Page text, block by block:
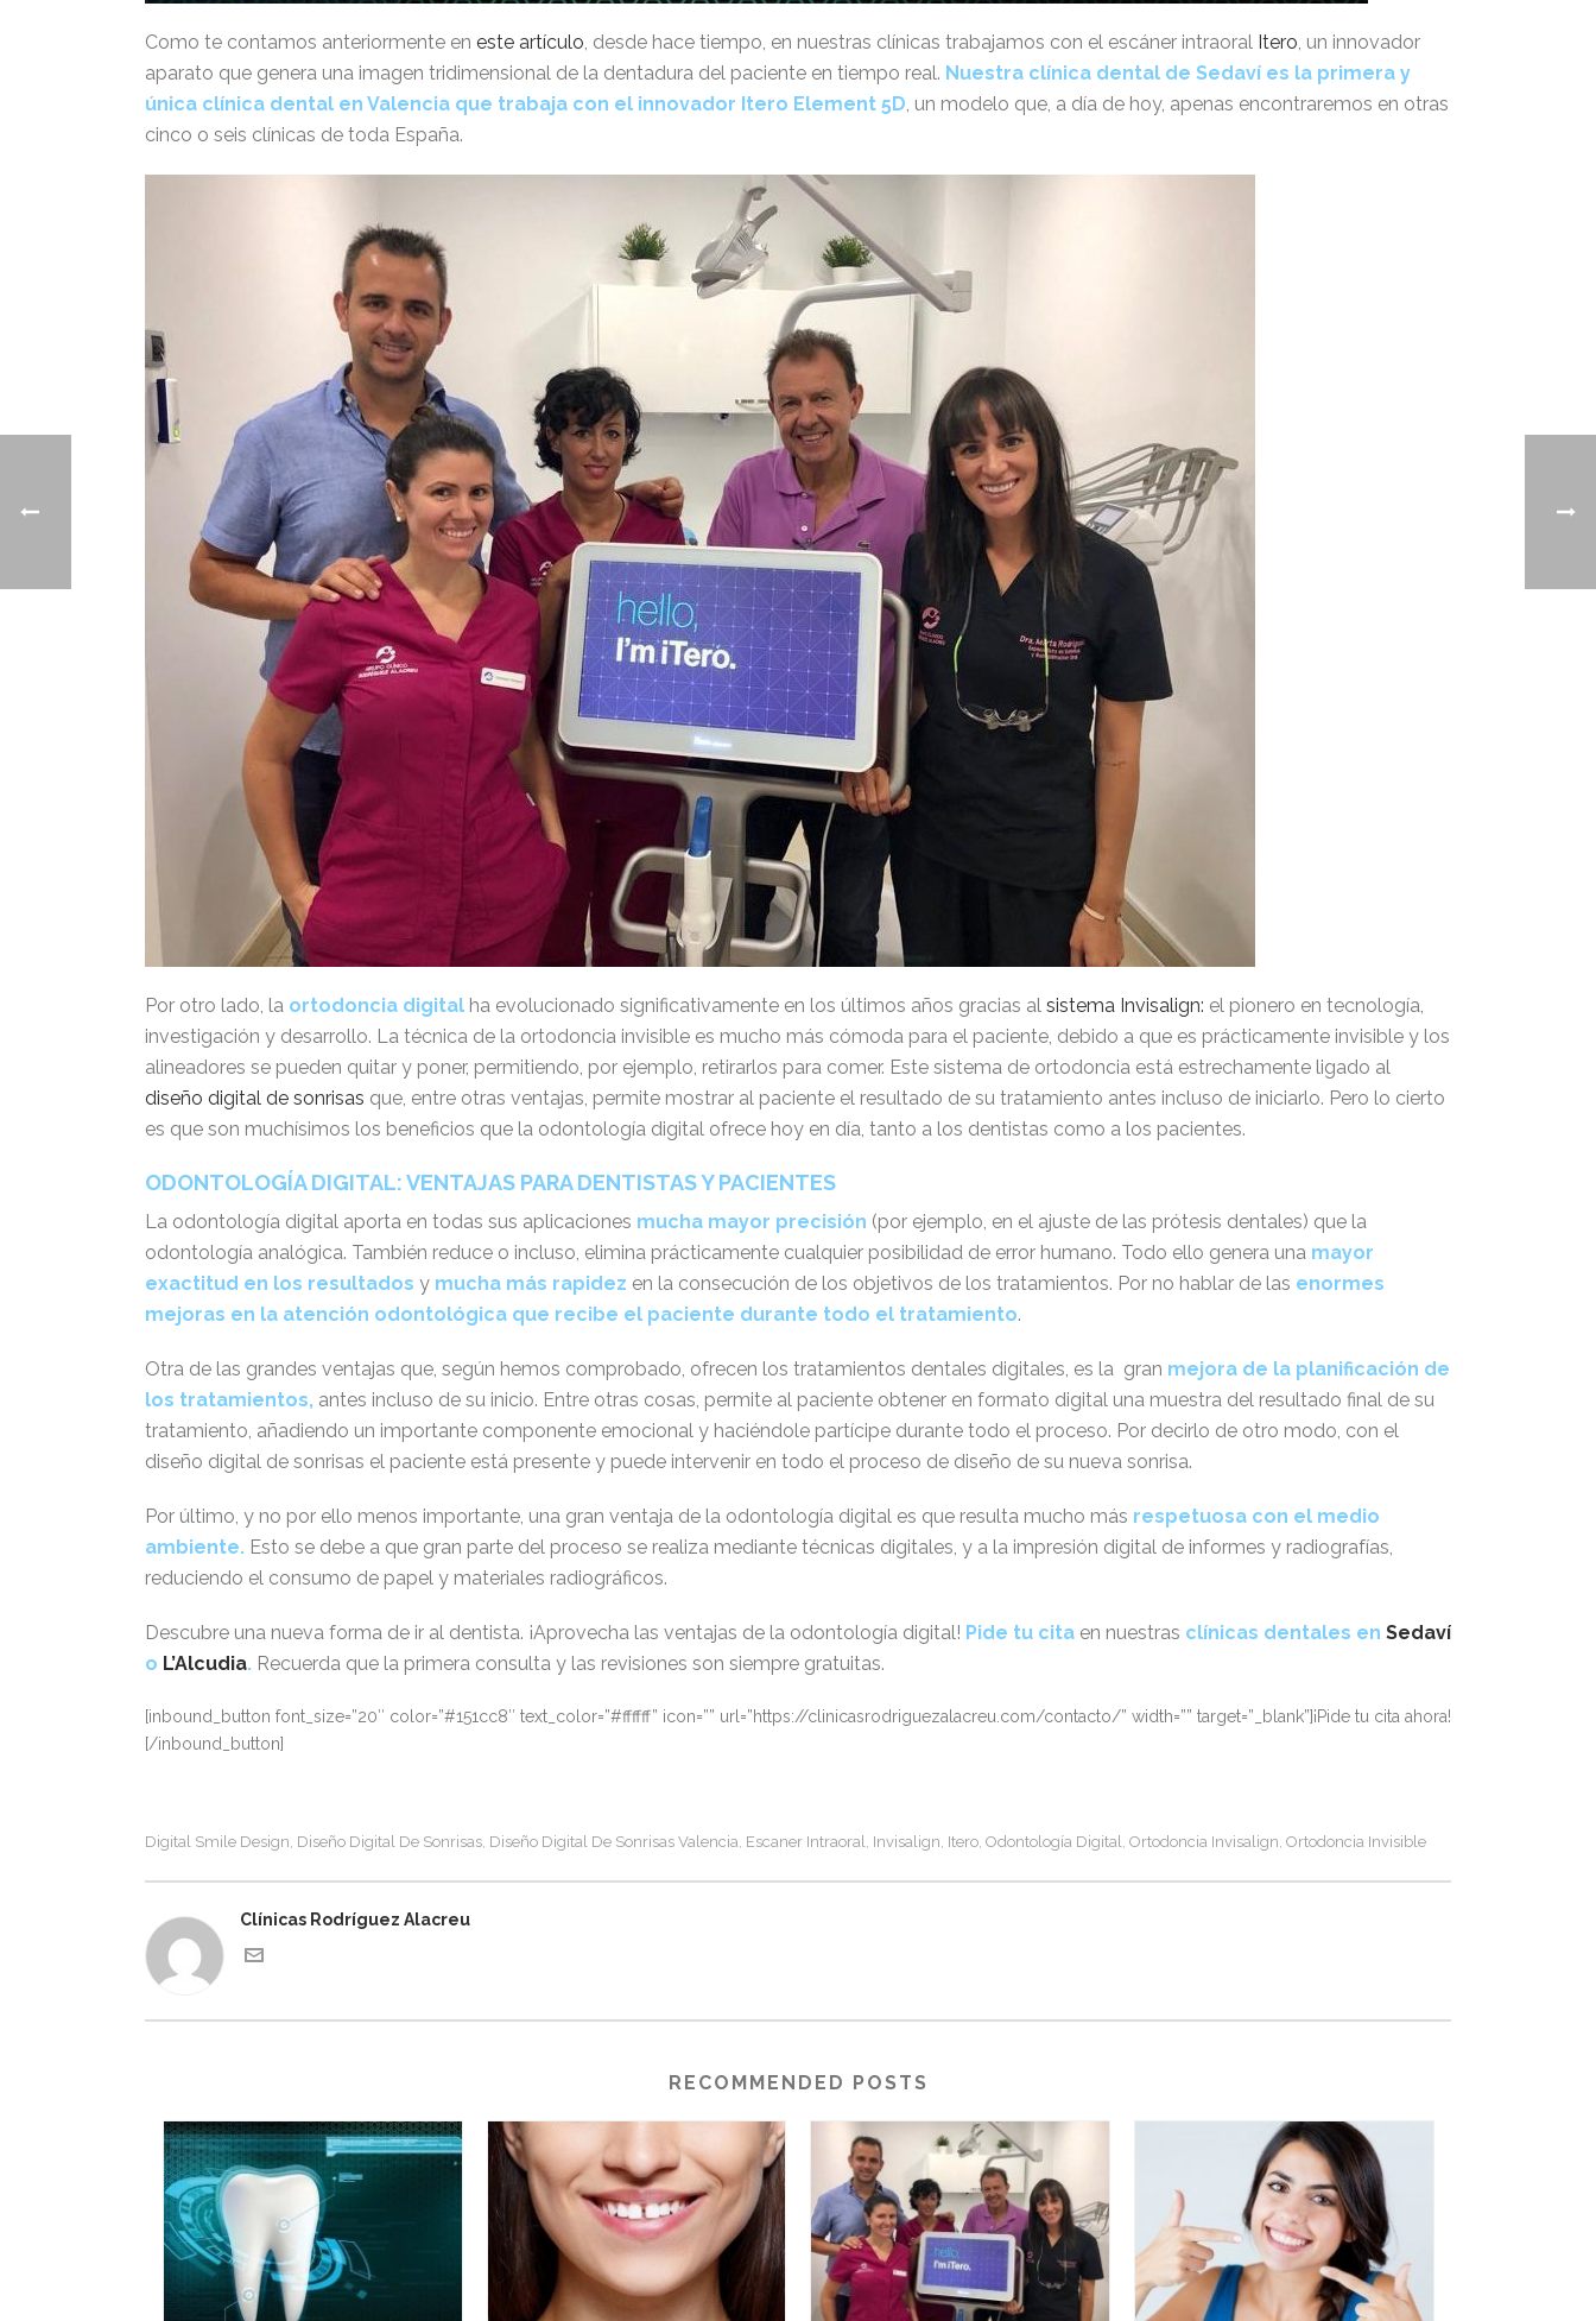
Como te contamos anteriormente en este artículo, desde hace tiempo, en nuestras clínicas trabajamos con el escáner intraoral Itero, un innovador
aparato que genera una imagen tridimensional de la dentadura del paciente en tiempo real. Nuestra clínica dental de Sedaví es la primera y
única clínica dental en Valencia que trabaja con el innovador Itero Element 5D, un modelo que, a día de hoy, apenas encontraremos en otras
cinco o seis clínicas de toda España.
Por otro lado, la ortodoncia digital ha evolucionado significativamente en los últimos años gracias al sistema Invisalign: el pionero en tecnología,
investigación y desarrollo. La técnica de la ortodoncia invisible es mucho más cómoda para el paciente, debido a que es prácticamente invisible y los
alineadores se pueden quitar y poner, permitiendo, por ejemplo, retirarlos para comer. Este sistema de ortodoncia está estrechamente ligado al
diseño digital de sonrisas que, entre otras ventajas, permite mostrar al paciente el resultado de su tratamiento antes incluso de iniciarlo. Pero lo cierto
es que son muchísimos los beneficios que la odontología digital ofrece hoy en día, tanto a los dentistas como a los pacientes.
ODONTOLOGÍA DIGITAL: VENTAJAS PARA DENTISTAS Y PACIENTES
La odontología digital aporta en todas sus aplicaciones mucha mayor precisión (por ejemplo, en el ajuste de las prótesis dentales) que la
odontología analógica. También reduce o incluso, elimina prácticamente cualquier posibilidad de error humano. Todo ello genera una mayor
exactitud en los resultados y mucha más rapidez en la consecución de los objetivos de los tratamientos. Por no hablar de las enormes
mejoras en la atención odontológica que recibe el paciente durante todo el tratamiento.
Otra de las grandes ventajas que, según hemos comprobado, ofrecen los tratamientos dentales digitales, es la gran mejora de la planificación de
los tratamientos, antes incluso de su inicio. Entre otras cosas, permite al paciente obtener en formato digital una muestra del resultado final de su
tratamiento, añadiendo un importante componente emocional y haciéndole partícipe durante todo el proceso. Por decirlo de otro modo, con el
diseño digital de sonrisas el paciente está presente y puede intervenir en todo el proceso de diseño de su nueva sonrisa.
Por último, y no por ello menos importante, una gran ventaja de la odontología digital es que resulta mucho más respetuosa con el medio
ambiente. Esto se debe a que gran parte del proceso se realiza mediante técnicas digitales, y a la impresión digital de informes y radiografías,
reduciendo el consumo de papel y materiales radiográficos.
Descubre una nueva forma de ir al dentista. ¡Aprovecha las ventajas de la odontología digital! Pide tu cita en nuestras clínicas dentales en Sedaví
o L’Alcudia. Recuerda que la primera consulta y las revisiones son siempre gratuitas.
[inbound_button font_size=”20″ color=”#151cc8″ text_color=”#ffffff” icon=”” url=”https://clinicasrodriguezalacreu.com/contacto/” width=”” target=”_blank”]¡Pide tu cita ahora!
[/inbound_button]
Digital Smile Design, Diseño Digital De Sonrisas, Diseño Digital De Sonrisas Valencia, Escaner Intraoral, Invisalign, Itero, Odontología Digital, Ortodoncia Invisalign, Ortodoncia Invisible
Clínicas Rodríguez Alacreu
RECOMMENDED POSTS